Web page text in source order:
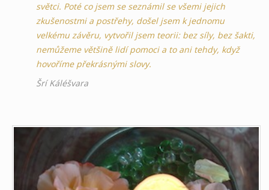
světci. Poté co jsem se seznámil se všemi jejich
zkušenostmi a postřehy, došel jsem k jednomu
velkému závěru, vytvořil jsem teorii: bez síly, bez šakti,
nemůžeme většině lidí pomoci a to ani tehdy, když
hovoříme překrásnými slovy.
Šrí Káléšvara